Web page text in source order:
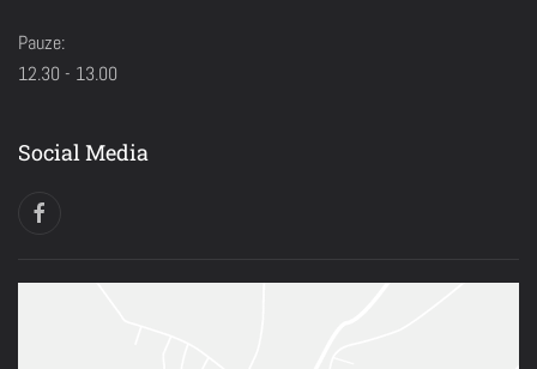
Pauze:
12.30 - 13.00
Social Media